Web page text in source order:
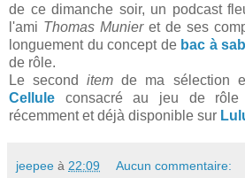
de ce dimanche soir, un podcast
l'ami Thomas Munieret de ses
longuement du concept de bac à
de rôle.
Le seconditemde ma sélection
Cellule consacré au jeu de rôle
récemment et déjà disponible sur
jeepee à 22:09 Aucun commentaire: